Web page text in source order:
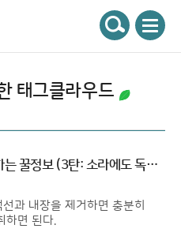
검색
태그클라우드
계절별 수산물 안전하게 섭취하는 꿀정보 (3탄: 소라에도 독이 있다구...
과 내장을 제거하면 충분히
하면 된다.